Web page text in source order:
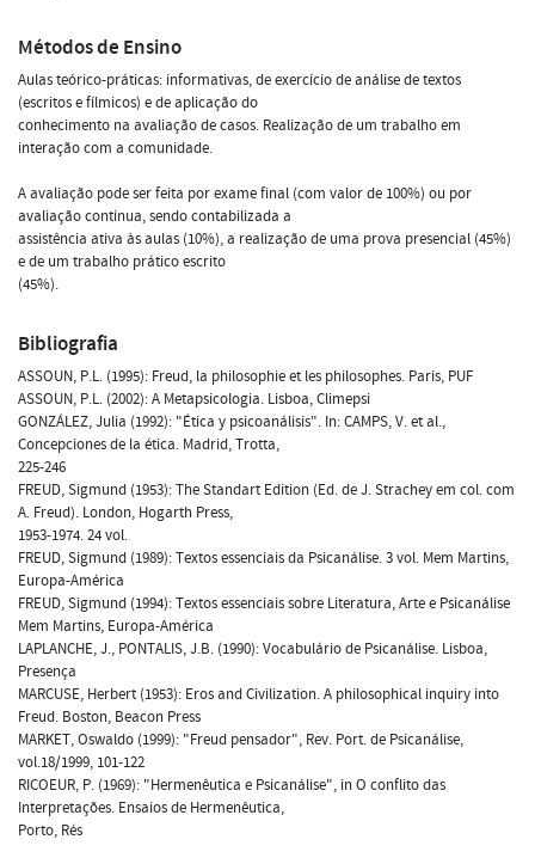
Métodos de Ensino
Aulas teórico-práticas: informativas, de exercício de análise de textos
(escritos e fílmicos) e de aplicação do
conhecimento na avaliação de casos. Realização de um trabalho em
interação com a comunidade.
A avaliação pode ser feita por exame final (com valor de 100%) ou por
avaliação contínua, sendo contabilizada a
assistência ativa às aulas (10%), a realização de uma prova presencial (45%)
e de um trabalho prático escrito
(45%).
Bibliografia
ASSOUN, P.L. (1995): Freud, la philosophie et les philosophes. Paris, PUF
ASSOUN, P.L. (2002): A Metapsicologia. Lisboa, Climepsi
GONZÁLEZ, Julia (1992): "Ética y psicoanálisis". In: CAMPS, V. et al.,
Concepciones de la ética. Madrid, Trotta,
225-246
FREUD, Sigmund (1953): The Standart Edition (Ed. de J. Strachey em col. com
A. Freud). London, Hogarth Press,
1953-1974. 24 vol.
FREUD, Sigmund (1989): Textos essenciais da Psicanálise. 3 vol. Mem Martins,
Europa-América
FREUD, Sigmund (1994): Textos essenciais sobre Literatura, Arte e Psicanálise
Mem Martins, Europa-América
LAPLANCHE, J., PONTALIS, J.B. (1990): Vocabulário de Psicanálise. Lisboa,
Presença
MARCUSE, Herbert (1953): Eros and Civilization. A philosophical inquiry into
Freud. Boston, Beacon Press
MARKET, Oswaldo (1999): "Freud pensador", Rev. Port. de Psicanálise,
vol.18/1999, 101-122
RICOEUR, P. (1969): "Hermenêutica e Psicanálise", in O conflito das
Interpretações. Ensaios de Hermenêutica,
Porto, Rés